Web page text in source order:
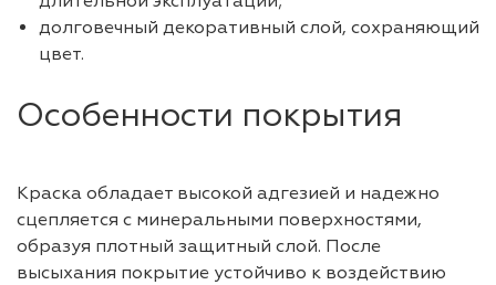
долговечный декоративный слой, сохраняющий
цвет.
Особенности покрытия
Краска обладает высокой адгезией и надежно
сцепляется с минеральными поверхностями,
образуя плотный защитный слой. После
высыхания покрытие устойчиво к воздействию